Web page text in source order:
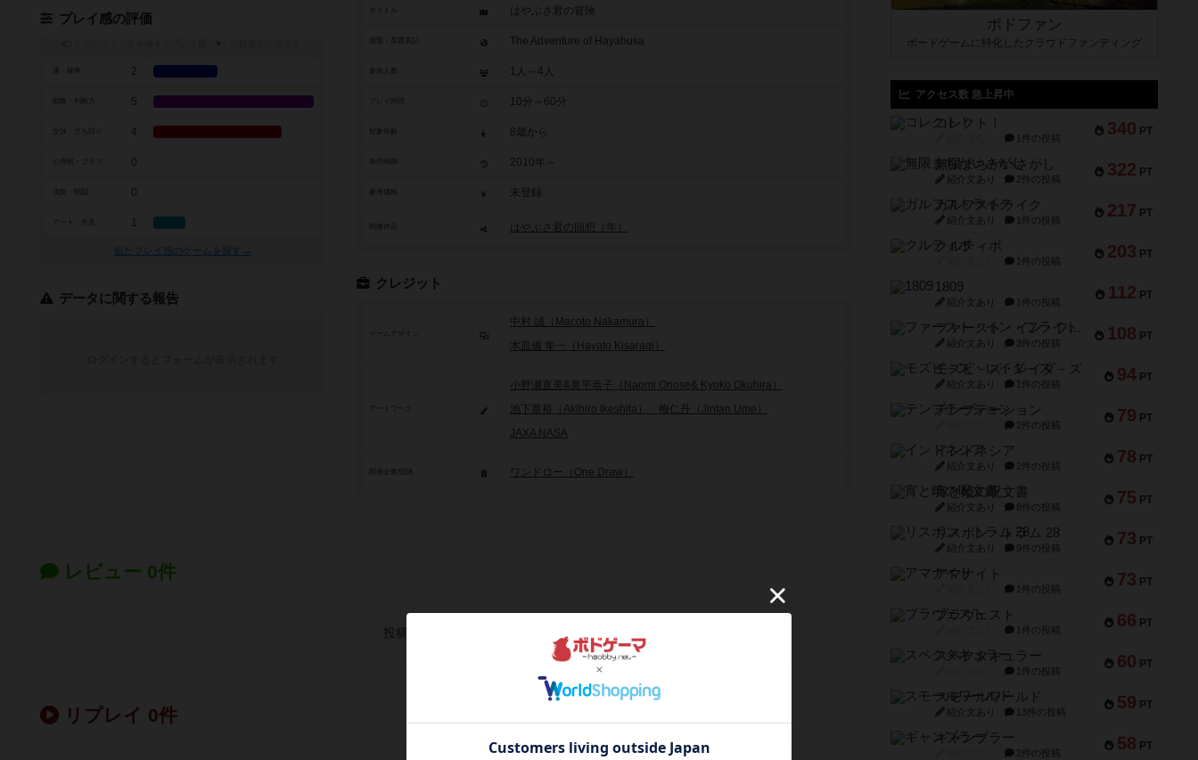
タイトル はやぶさ君の冒険
The Adventure of Hayabusa
参加人数 1人～4人
10分～60分
8歳から
2010年～
参考価格 未登録
関連作品 はやぶさ君の回想（年）
クレジット
ゲームデザイン
中村 誠（Macoto Nakamura）
木皿儀 隼一（Hayato Kisaragi）
アートワーク
小野瀬直美&奥平恭子（Naomi Onose& Kyoko Okuhira）
池下章裕（Akihiro Ikeshita） 梅仁丹（Jintan Ume）
JAXA NASA
ワンドロー（One Draw）
プレイ感の評価
※
2
戦略・判断力 5
4
0
0
アート・外見 1
似たプレイ感のゲームを探す→
データに関する報告
レビュー 0件
投稿を募集しています
リプレイ 0件
ボドファン
ボードゲームに特化したクラウドファンディング
アクセス数 急上昇中
340 PT
コレクト！
1件の投稿
322 PT
無限まちがいさがし
紹介文あり 2件の投稿
217 PT
ガルフストライク
紹介文あり 1件の投稿
203 PT
クルティボ
1件の投稿
112 PT
1809
紹介文あり 1件の投稿
108 PT
ファースト・イン・フライト
紹介文あり 3件の投稿
94 PT
モズビ－ズ・レイダ－ズ
紹介文あり 1件の投稿
79 PT
テンプテーション
2件の投稿
78 PT
インドネシア
紹介文あり 2件の投稿
75 PT
宵と暁の呪文書
紹介文あり 8件の投稿
73 PT
リスボン・トラム 28
紹介文あり 9件の投稿
73 PT
アマナイト
1件の投稿
66 PT
ブラヴェスト
1件の投稿
60 PT
スペクタキュラー
1件の投稿
59 PT
スモールワールド
紹介文あり 13件の投稿
58 PT
ギャンブラー
2件の投稿